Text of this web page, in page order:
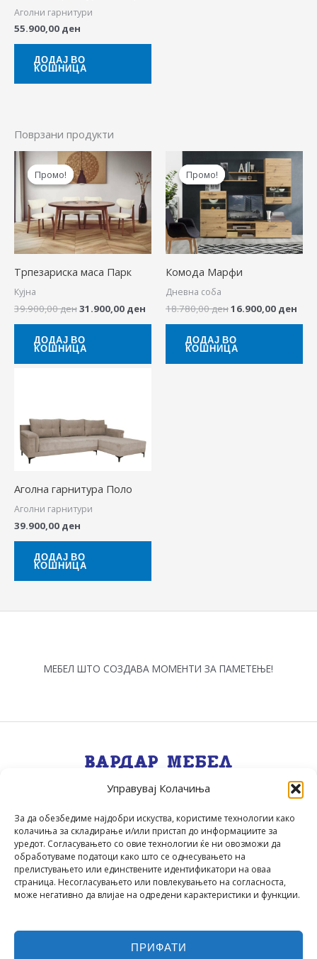
Управувај Колачиња
За да обезбедиме најдобри искуства, користиме технологии како
колачиња за складирање и/или пристап до информациите за
уредот. Согласувањето со овие технологии ќе ни овозможи да
обработуваме податоци како што се однесувањето на
прелистувањето или единствените идентификатори на оваа
страница. Несогласувањето или повлекувањето на согласноста,
може негативно да влијае на одредени карактеристики и функции.
ПРИФАТИ
Аголни гарнитури
55.900,00 ден
ДОДАЈ ВО
КОШНИЦА
Поврзани продукти
Промо!
Промо!
Трпезариска маса Парк
Кујна
39.900,00ден
Original
price
was:
39.900,00 ден.
31.900,00 ден
is:
31.900,00 ден.
ДОДАЈ ВО
КОШНИЦА
Промо!
Промо!
Комода Марфи
Дневна соба
18.780,00ден
Original
price
was:
18.780,00 ден.
16.900,00 ден
ДОДАЈ ВО
КОШНИЦА
Аголна гарнитура Поло
Аголни гарнитури
39.900,00 ден
ДОДАЈ ВО
КОШНИЦА
МЕБЕЛ ШТО СОЗДАВА МОМЕНТИ ЗА ПАМЕТЕЊЕ!
Квалитет, Стил, Селекција, Сервис.